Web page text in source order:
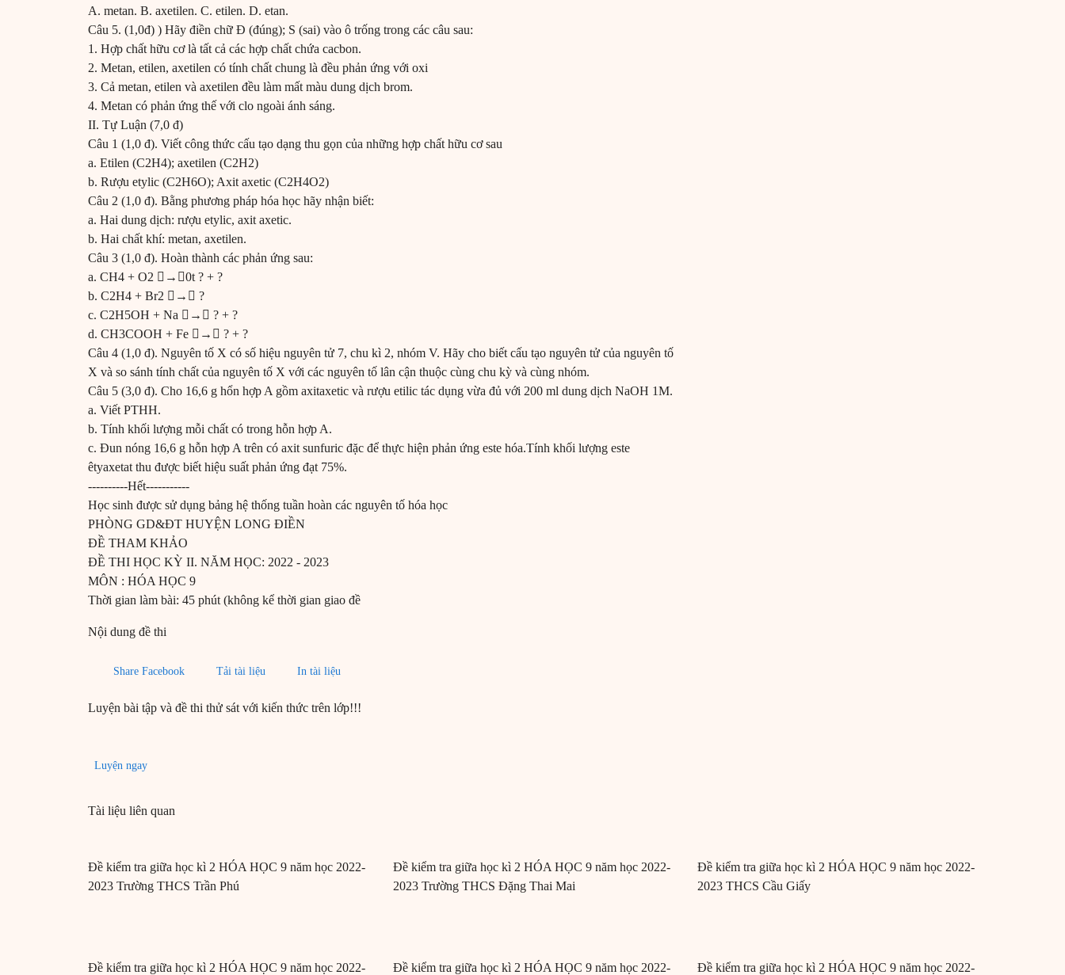
A. metan. B. axetilen. C. etilen. D. etan.
Câu 5. (1,0đ) ) Hãy điền chữ Đ (đúng); S (sai) vào ô trống trong các câu sau:
1. Hợp chất hữu cơ là tất cả các hợp chất chứa cacbon.
2. Metan, etilen, axetilen có tính chất chung là đều phản ứng với oxi
3. Cả metan, etilen và axetilen đều làm mất màu dung dịch brom.
4. Metan có phản ứng thế với clo ngoài ánh sáng.
II. Tự Luận (7,0 đ)
Câu 1 (1,0 đ). Viết công thức cấu tạo dạng thu gọn của những hợp chất hữu cơ sau
a. Etilen (C2H4); axetilen (C2H2)
b. Rượu etylic (C2H6O); Axit axetic (C2H4O2)
Câu 2 (1,0 đ). Bằng phương pháp hóa học hãy nhận biết:
a. Hai dung dịch: rượu etylic, axit axetic.
b. Hai chất khí: metan, axetilen.
Câu 3 (1,0 đ). Hoàn thành các phản ứng sau:
a. CH4 + O2 →0t ? + ?
b. C2H4 + Br2 → ?
c. C2H5OH + Na → ? + ?
d. CH3COOH + Fe → ? + ?
Câu 4 (1,0 đ). Nguyên tố X có số hiệu nguyên tử 7, chu kì 2, nhóm V. Hãy cho biết cấu tạo nguyên tử của nguyên tố
X và so sánh tính chất của nguyên tố X với các nguyên tố lân cận thuộc cùng chu kỳ và cùng nhóm.
Câu 5 (3,0 đ). Cho 16,6 g hổn hợp A gồm axitaxetic và rượu etilic tác dụng vừa đủ với 200 ml dung dịch NaOH 1M.
a. Viết PTHH.
b. Tính khối lượng mỗi chất có trong hỗn hợp A.
c. Đun nóng 16,6 g hỗn hợp A trên có axit sunfuric đặc để thực hiện phản ứng este hóa.Tính khối lượng este
êtyaxetat thu được biết hiệu suất phản ứng đạt 75%.
----------Hết-----------
Học sinh được sử dụng bảng hệ thống tuần hoàn các nguyên tố hóa học
PHÒNG GD&ĐT HUYỆN LONG ĐIỀN
ĐỀ THAM KHẢO
ĐỀ THI HỌC KỲ II. NĂM HỌC: 2022 - 2023
MÔN : HÓA HỌC 9
Thời gian làm bài: 45 phút (không kể thời gian giao đề
Nội dung đề thi
Share Facebook Tải tài liệu In tài liệu
Luyện bài tập và đề thi thử sát với kiến thức trên lớp!!!
Luyện ngay
Tài liệu liên quan
Đề kiểm tra giữa học kì 2 HÓA HỌC 9 năm học 2022-
2023 Trường THCS Trần Phú
Đề kiểm tra giữa học kì 2 HÓA HỌC 9 năm học 2022-
2023 Trường THCS Đặng Thai Mai
Đề kiểm tra giữa học kì 2 HÓA HỌC 9 năm học 2022-
2023 THCS Cầu Giấy
Đề kiểm tra giữa học kì 2 HÓA HỌC 9 năm học 2022-
Đề kiểm tra giữa học kì 2 HÓA HỌC 9 năm học 2022-
Đề kiểm tra giữa học kì 2 HÓA HỌC 9 năm học 2022-